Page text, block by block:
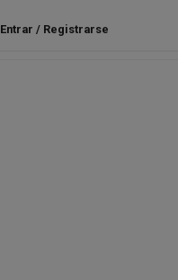
Entrar / Registrarse